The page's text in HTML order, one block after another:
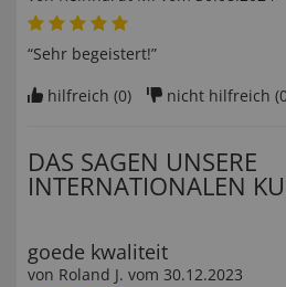
“Sehr begeistert!”
hilfreich (0) nicht hilfreich (
DAS SAGEN UNSERE
INTERNATIONALEN
goede kwaliteit
von Roland J. vom 30.12.2023